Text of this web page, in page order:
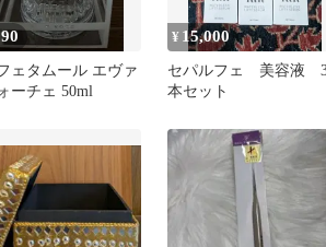
ェタムール エヴァ
ーチェ 50ml
¥ 15,000
セパルフェ 美容液
本セット